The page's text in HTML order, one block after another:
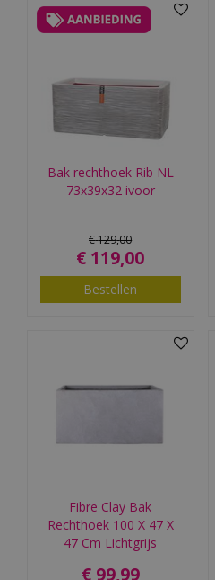
Bak rechthoek Rib NL
73x39x32 ivoor
€129,00
€ 119,00
Bestellen
Fibre Clay Bak
Rechthoek 100 X 47 X
47 Cm Lichtgrijs
€ 99,99